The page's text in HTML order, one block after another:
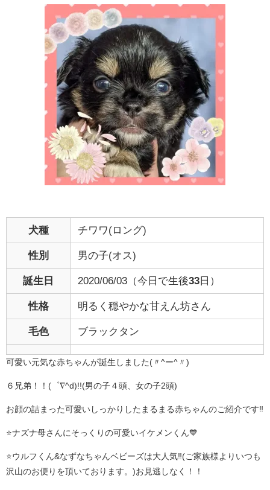
犬種 チワワ(ロング)
性別 男の子(オス)
誕生日 2020/06/03（今日で生後33 日）
性格 明るく穏やかな甘えん坊さん
毛色 ブラックタン
可愛い元気な赤ちゃんが誕生しました(〃^ー^〃)
６兄弟！！(゜∇^d)!!(男の子４頭、女の子2頭)
お顔の詰まった可愛いしっかりしたまるまる赤ちゃんのご紹介です‼️
⭐ナズナ母さんにそっくりの可愛いイケメンくん💙
⭐️ウルフくん&なずなちゃんベビーズは大人気‼️(ご家族様よりいつも
沢山のお便りを頂いております。)お見逃しなく！！